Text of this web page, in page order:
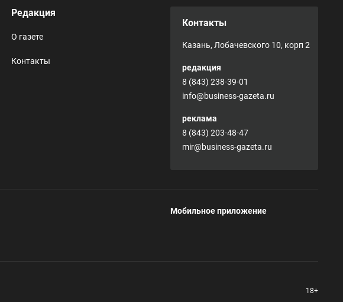
Редакция
О газете
Контакты
Контакты
Казань, Лобачевского 10, корп 2
редакция
8 (843) 238-39-01
info@business-gazeta.ru
реклама
8 (843) 203-48-47
mir@business-gazeta.ru
Мобильное приложение
18+